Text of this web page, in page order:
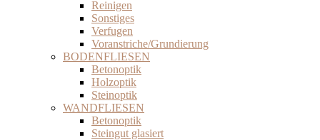
Reinigen
Sonstiges
Verfugen
Voranstriche/Grundierung
BODENFLIESEN
Betonoptik
Holzoptik
Steinoptik
WANDFLIESEN
Betonoptik
Steingut glasiert